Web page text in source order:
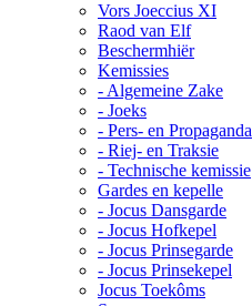
Vors Joeccius XI
Raod van Elf
Beschermhiër
Kemissies
- Algemeine Zake
- Joeks
- Pers- en Propaganda
- Riej- en Traksie
- Technische kemissie
Gardes en kepelle
- Jocus Dansgarde
- Jocus Hofkepel
- Jocus Prinsegarde
- Jocus Prinsekepel
Jocus Toekôms